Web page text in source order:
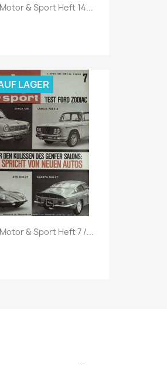
Vorschau
& Sport Heft 14...
Vorschau
& Sport Heft 7 /...
LAGER